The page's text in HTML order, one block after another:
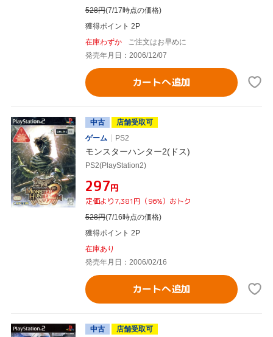
528円(7/17時点の価格)
獲得ポイント 2P
在庫わずか
ご注文はお早めに
発売年月日：2006/12/07
カートへ追加
中古
店舗受取可
ゲーム
PS2
モンスターハンター2(ドス)
PS2(PlayStation2)
¥297円
定価より7,381円（96%）おトク
528円(7/16時点の価格)
獲得ポイント 2P
在庫あり
発売年月日：2006/02/16
カートへ追加
中古 店舗受取可